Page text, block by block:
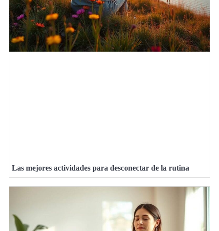
Las mejores actividades para desconectar de la rutina